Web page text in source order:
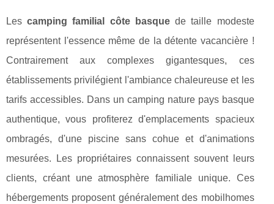
Lescamping familial côte basquede taille modeste
représentent l'essence même de la détente vacancière !
Contrairement aux complexes gigantesques, ces
établissements privilégient l'ambiance chaleureuse et les
tarifs accessibles. Dans un camping nature pays basque
authentique, vous profiterez d'emplacements spacieux
ombragés, d'une piscine sans cohue et d'animations
mesurées. Les propriétaires connaissent souvent leurs
clients, créant une atmosphère familiale unique. Ces
hébergements proposent généralement des mobilhomes